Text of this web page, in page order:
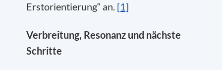
Erstorientierung“ an. [1]
Verbreitung, Resonanz und nächste
Schritte